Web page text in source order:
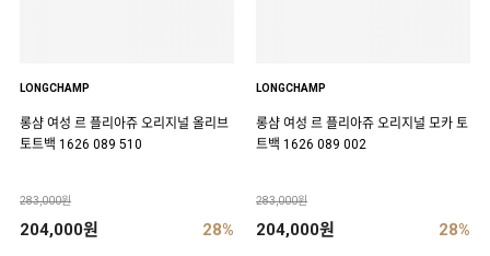
LONGCHAMP
롱샴 여성 르 플리아쥬 오리지널 올리브
토트백 1626 089 510
283,000원
204,000원 28%
LONGCHAMP
롱샴 여성 르 플리아쥬 오리지널 모카 토
트백 1626 089 002
283,000원
204,000원 28%